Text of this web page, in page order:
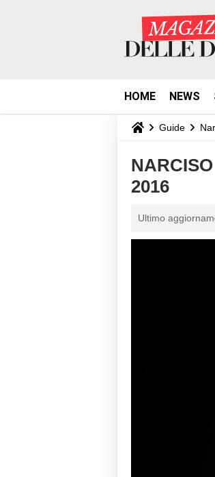
HOME NEWS
Guide
2016
Ultimo